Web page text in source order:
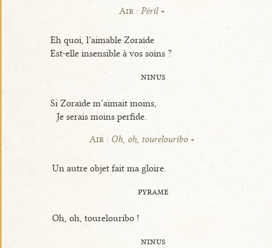
Air :Péril
Eh quoi, l’aimable Zoraïde
Est-elle insensible à vos soins ?
ninus
Si Zoraïde m’aimait moins,
Je serais moins perfide.
Air : Oh, oh, tourelouribo
Un autre objet fait ma gloire.
pyrame
Oh, oh, tourelouribo !
ninus